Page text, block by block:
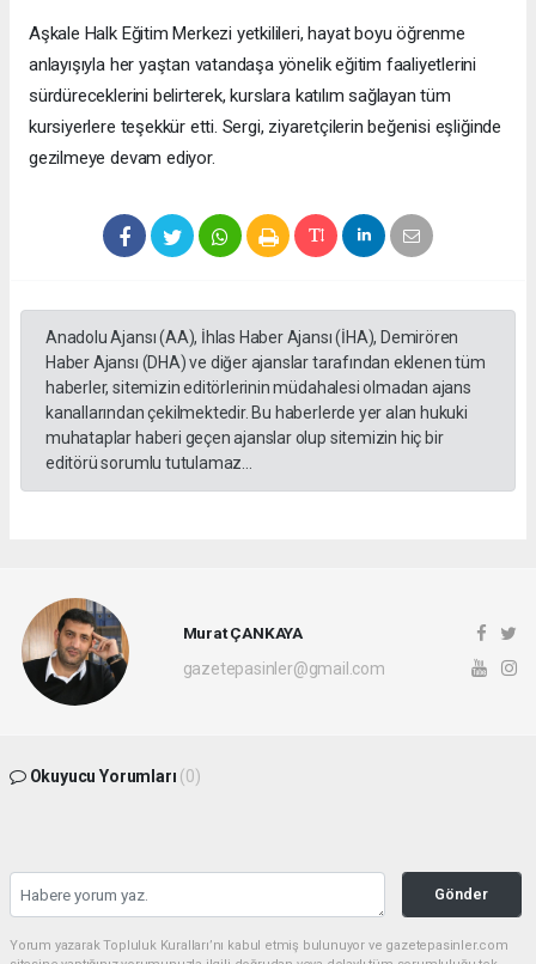
Aşkale Halk Eğitim Merkezi yetkilileri, hayat boyu öğrenme
anlayışıyla her yaştan vatandaşa yönelik eğitim faaliyetlerini
sürdüreceklerini belirterek, kurslara katılım sağlayan tüm
kursiyerlere teşekkür etti. Sergi, ziyaretçilerin beğenisi eşliğinde
gezilmeye devam ediyor.
Anadolu Ajansı (AA), İhlas Haber Ajansı (İHA), Demirören
Haber Ajansı (DHA) ve diğer ajanslar tarafından eklenen tüm
haberler, sitemizin editörlerinin müdahalesi olmadan ajans
kanallarından çekilmektedir. Bu haberlerde yer alan hukuki
muhataplar haberi geçen ajanslar olup sitemizin hiç bir
editörü sorumlu tutulamaz...
Murat ÇANKAYA
gazetepasinler@gmail.com
Okuyucu Yorumları (0)
Gönder
Yorum yazarak Topluluk Kuralları’nı kabul etmiş bulunuyor ve gazetepasinler.com